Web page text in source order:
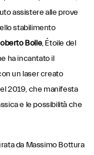
assistere alle prove
stabilimento
Bolle, Étoile del
ha incantato il
un laser creato
2019, che manifesta
e le possibilità che
da Massimo Bottura